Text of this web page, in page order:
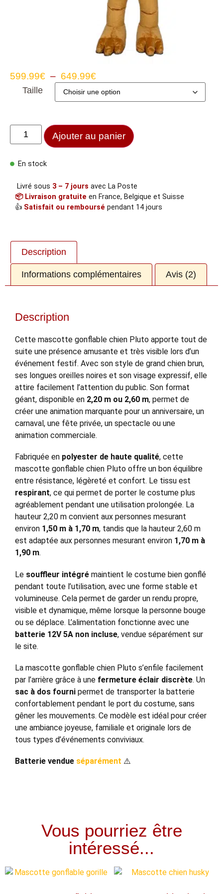
599.99€ – 649.99€
Taille
Ajouter au panier
En stock
Livré sous 3 – 7 jours avec La Poste
📦 Livraison gratuite en France, Belgique et Suisse
👍 Satisfait ou remboursé pendant 14 jours
Description
Informations complémentaires Avis (2)
Description
Cette mascotte gonflable chien Pluto apporte tout de
suite une présence amusante et très visible lors d’un
événement festif. Avec son style de grand chien brun,
ses longues oreilles noires et son visage expressif, elle
attire facilement l’attention du public. Son format
géant, disponible en 2,20 m ou 2,60 m, permet de
créer une animation marquante pour un anniversaire, un
carnaval, une fête privée, un spectacle ou une
animation commerciale.
Fabriquée en polyester de haute qualité, cette
mascotte gonflable chien Pluto offre un bon équilibre
entre résistance, légèreté et confort. Le tissu est
respirant, ce qui permet de porter le costume plus
agréablement pendant une utilisation prolongée. La
hauteur 2,20 m convient aux personnes mesurant
environ 1,50 m à 1,70 m, tandis que la hauteur 2,60 m
est adaptée aux personnes mesurant environ 1,70 m à
1,90 m.
Le souffleur intégré maintient le costume bien gonflé
pendant toute l’utilisation, avec une forme stable et
volumineuse. Cela permet de garder un rendu propre,
visible et dynamique, même lorsque la personne bouge
ou se déplace. L’alimentation fonctionne avec une
batterie 12V 5A non incluse, vendue séparément sur
le site.
La mascotte gonflable chien Pluto s’enfile facilement
par l’arrière grâce à une fermeture éclair discrète. Un
sac à dos fourni permet de transporter la batterie
confortablement pendant le port du costume, sans
gêner les mouvements. Ce modèle est idéal pour créer
une ambiance joyeuse, familiale et originale lors de
tous types d’événements conviviaux.
Batterie vendue séparément ⚠️
Vous pourriez être
intéressé...